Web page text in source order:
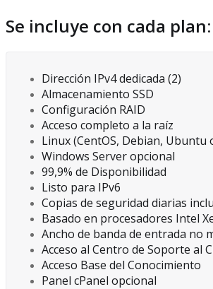
Se incluye con cada plan:
Dirección IPv4 dedicada (2)
Almacenamiento SSD
Configuración RAID
Acceso completo a la raíz
Linux (CentOS, Debian, Ubuntu
Windows Server opcional
99,9% de Disponibilidad
Listo para IPv6
Copias de seguridad diarias
Basado en procesadores Intel
Ancho de banda de entrada no
Acceso al Centro de Soporte al
Acceso Base del Conocimiento
Panel cPanel opcional